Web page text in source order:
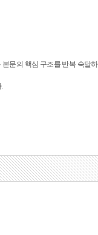
문의 핵심 구조를 반복 숙달